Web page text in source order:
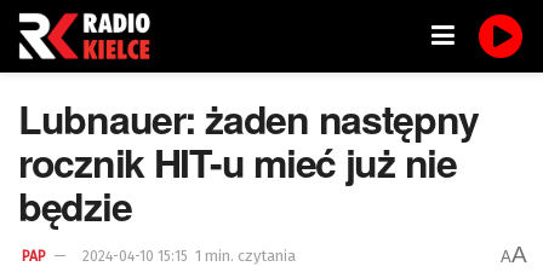
Lubnauer: żaden następny
rocznik HIT-u mieć już nie
będzie
PAP 2024-04-10 15:15 1 min. czytania AA